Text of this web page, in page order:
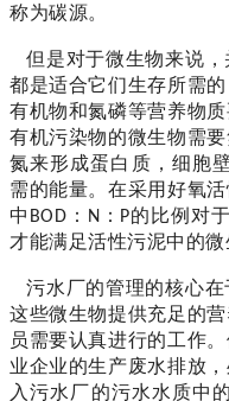
称为碳源。
但是对于微生物来说，
都是适合它们生存所需
有机物和氮磷等营养物
有机污染物的微生物需
氮来形成蛋白质，细胞
需的能量。在采用好氧
中 BOD ： N ： P的比例对
才能满足活性污泥中的微
污水厂的管理的核心
这些微生物提供充足的
员需要认真进行的工作
业企业的生产废水排放
入污水厂的污水水质中的